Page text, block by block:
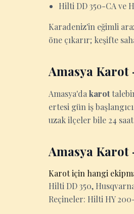
Hilti DD 350-CA ve
Karadeniz'in eğimli
öne çıkarır; keşifte
Amasya Karot
Amasya'da karot
ertesi gün iş
uzak ilçeler bile 24
Amasya
Karot için hangi
Hilti DD 350,
Reçineler: Hilti HY